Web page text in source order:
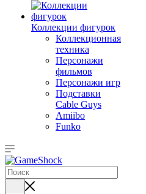
Коллекции фигурок
Коллекционная
техника
Персонажи
фильмов
Персонажи игр
Подставки
Cable Guys
Amiibo
Funko